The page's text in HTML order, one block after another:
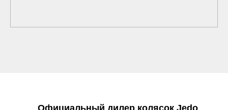
Официальный дилер колясок Jedo